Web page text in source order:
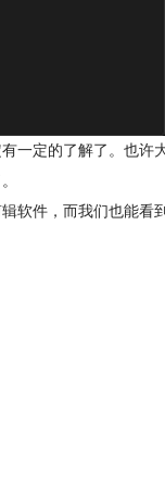
一定的了解了。也许
软件，而我们也能看